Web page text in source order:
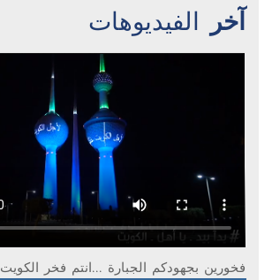
آخر الفيديوهات
فخورين بجهودكم الجبارة ...انتم فخر الكويت